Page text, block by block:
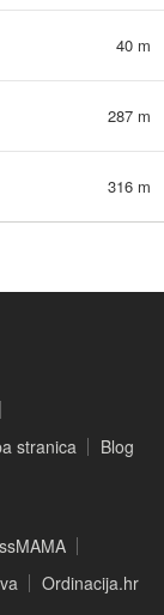
40 m
287 m
316 m
stranica Blog
Ordinacija.hr